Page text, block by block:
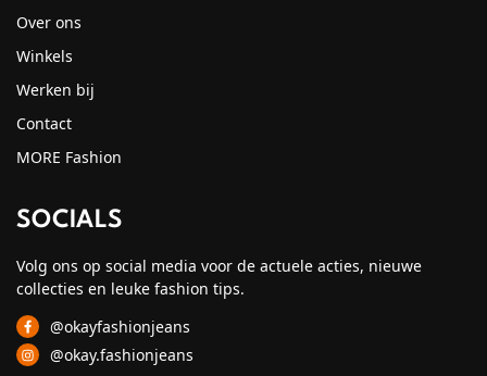
Over ons
Winkels
Werken bij
Contact
MORE Fashion
SOCIALS
Volg ons op social media voor de actuele acties, nieuwe
collecties en leuke fashion tips.
@okayfashionjeans
@okay.fashionjeans